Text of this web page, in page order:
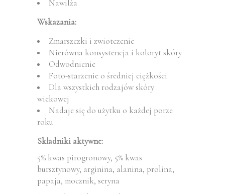
Nawilża
Wskazania:
Zmarszczki i zwiotczenie
Nierówna konsystencja i koloryt skóry
Odwodnienie
Foto-starzenie o średniej ciężkości
Dla wszystkich rodzajów skóry
wiekowej
Nadaje się do użytku o każdej porze
roku
Składniki aktywne:
5% kwas pirogronowy, 5% kwas
bursztynowy, arginina, alanina, prolina,
papaja, mocznik, seryna